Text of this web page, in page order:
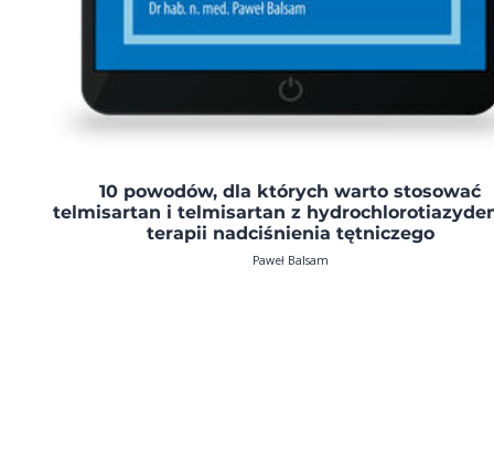
10 powodów, dla których warto stosować
telmisartan i telmisartan z
terapii nadciśnienia tętniczego
Paweł Balsam